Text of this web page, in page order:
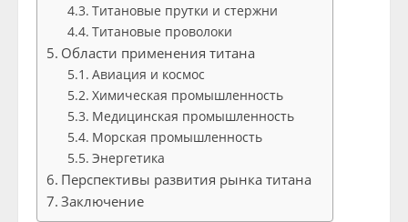
Титановые прутки и стержни
Титановые проволоки
Области применения титана
Авиация и космос
Химическая промышленность
Медицинская промышленность
Морская промышленность
Энергетика
Перспективы развития рынка титана
Заключение